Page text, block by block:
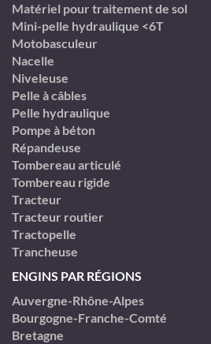
Matériel pour traitement de sol
Mini-pelle hydraulique <6T
Motobasculeur
Nacelle
Niveleuse
Pelle à câbles
Pelle hydraulique
Pompe à béton
Répandeuse
Tombereau articulé
Tombereau rigide
Tracteur
Tracteur routier
Tractopelle
Trancheuse
ENGINS PAR RÉGIONS
Auvergne-Rhône-Alpes
Bourgogne-Franche-Comté
Bretagne